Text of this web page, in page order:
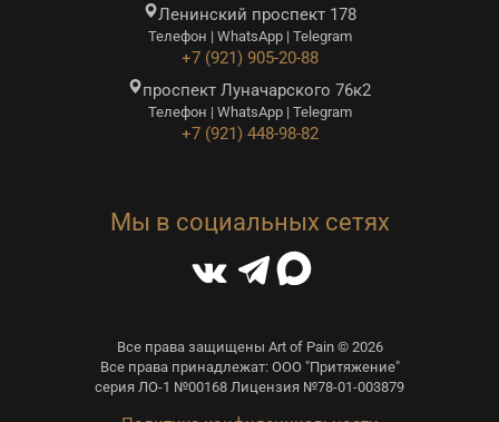
Ленинский проспект 178
Телефон | WhatsApp | Telegram
+7 (921) 905-20-88
проспект Луначарского 76к2
Телефон | WhatsApp | Telegram
+7 (921) 448-98-82
Мы в социальных сетях
Все права защищены Art of Pain © 2026
Все права принадлежат: ООО "Притяжение"
серия ЛО-1 №00168 Лицензия №78-01-003879